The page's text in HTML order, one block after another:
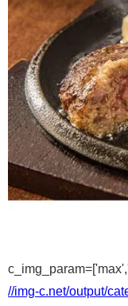
//img-c.net/output/